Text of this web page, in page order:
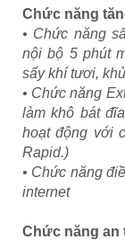
Chức năng
• Chức năng
nội bộ 5 phút
sấy khí tươi,
• Chức năng
làm khô bát
hoạt động với
Rapid.)
• Chức năng
internet
Chức năng an